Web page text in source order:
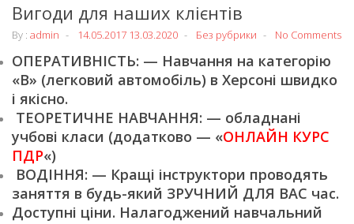
Вигоди для наших клієнтів
By : admin 14.05.2017 13.03.2020 Без рубрики No Comments
ОПЕРАТИВНІСТЬ: — Навчання на категорію
«В» (легковий автомобіль) в Херсоні швидко
і якісно.
ТЕОРЕТИЧНЕ НАВЧАННЯ: — обладнані
учбові класи (додатково — «ОНЛАЙН КУРС
ПДР«)
ВОДІННЯ: — Кращі інструктори проводять
заняття в будь-який ЗРУЧНИЙ ДЛЯ ВАС час.
Доступні ціни. Налагоджений навчальний